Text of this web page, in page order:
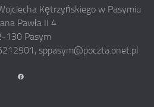
Kętrzyńskiego w Pasymiu
Pawła II 4
130 Pasym
sppasym@poczta.onet.pl